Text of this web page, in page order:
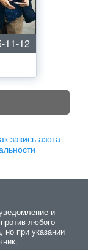
11-12
закись азота
и
любого
но при указании